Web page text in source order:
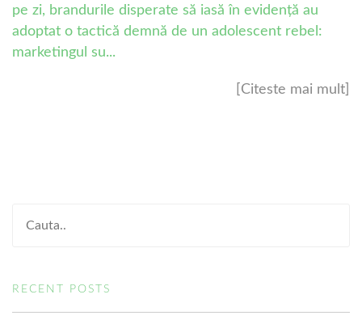
pe zi, brandurile disperate să iasă în evidență au
adoptat o tactică demnă de un adolescent rebel:
marketingul su...
[Citeste mai mult]
RECENT POSTS